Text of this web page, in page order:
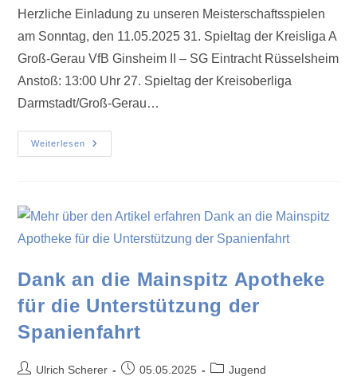
Herzliche Einladung zu unseren Meisterschaftsspielen
am Sonntag, den 11.05.2025 31. Spieltag der Kreisliga A
Groß-Gerau VfB Ginsheim II – SG Eintracht Rüsselsheim
Anstoß: 13:00 Uhr 27. Spieltag der Kreisoberliga
Darmstadt/Groß-Gerau…
Weiterlesen
Dank an die Mainspitz Apotheke
für die Unterstützung der
Spanienfahrt
Ulrich Scherer 05.05.2025 Jugend